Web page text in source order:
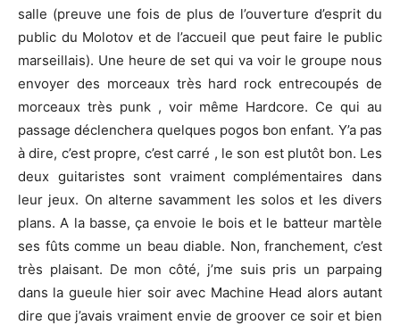
salle (preuve une fois de plus de l’ouverture d’esprit du
public du Molotov et de l’accueil que peut faire le public
marseillais). Une heure de set qui va voir le groupe nous
envoyer des morceaux très hard rock entrecoupés de
morceaux très punk , voir même Hardcore. Ce qui au
passage déclenchera quelques pogos bon enfant. Y’a pas
à dire, c’est propre, c’est carré , le son est plutôt bon. Les
deux guitaristes sont vraiment complémentaires dans
leur jeux. On alterne savamment les solos et les divers
plans. A la basse, ça envoie le bois et le batteur martèle
ses fûts comme un beau diable. Non, franchement, c’est
très plaisant. De mon côté, j’me suis pris un parpaing
dans la gueule hier soir avec Machine Head alors autant
dire que j’avais vraiment envie de groover ce soir et bien